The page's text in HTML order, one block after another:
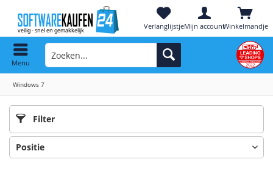
Winkelmandje
VerlanglijstjeMijn account
Menu
Windows 7
Filter